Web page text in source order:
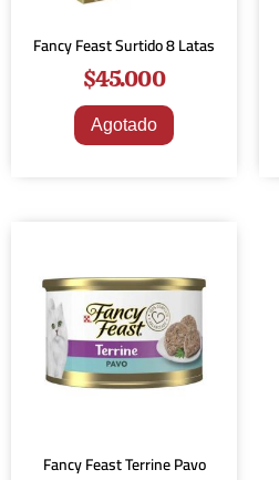
Fancy Feast Surtido 8 Latas
$45.000
Agotado
Fancy Feast Terrine Pavo